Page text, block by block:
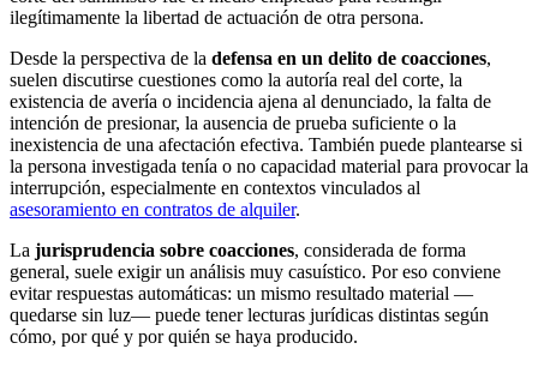
ilegítimamente la libertad de actuación de otra persona.
Desde la perspectiva de la defensa en un delito de coacciones,
suelen discutirse cuestiones como la autoría real del corte, la
existencia de avería o incidencia ajena al denunciado, la falta de
intención de presionar, la ausencia de prueba suficiente o la
inexistencia de una afectación efectiva. También puede plantearse si
la persona investigada tenía o no capacidad material para provocar la
interrupción, especialmente en contextos vinculados al
asesoramiento en contratos de alquiler.
La jurisprudencia sobre coacciones, considerada de forma
general, suele exigir un análisis muy casuístico. Por eso conviene
evitar respuestas automáticas: un mismo resultado material —
quedarse sin luz— puede tener lecturas jurídicas distintas según
cómo, por qué y por quién se haya producido.